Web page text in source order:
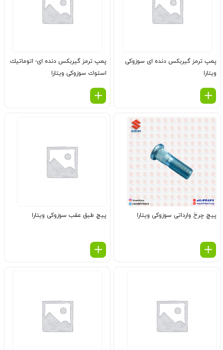
پمپ ترمز گیربكس دنده ای سوزوکی
ویتارا
پمپ ترمز گیربكس دنده ای- اتوماتیك
استوك سوزوکی ویتارا
پیچ چرخ وارداتی سوزوکی ویتارا پیچ طبق عقب سوزوکی ویتارا